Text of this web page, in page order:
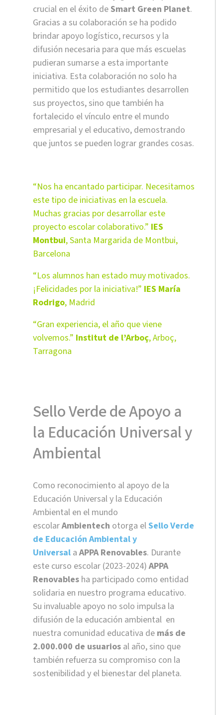
crucial en el éxito deSmart Green Planet.
Gracias a su colaboración se ha podido
brindar apoyo logístico, recursos y la
difusión necesaria para que más escuelas
pudieran sumarse a esta importante
iniciativa. Esta colaboración no solo ha
permitido que los estudiantes desarrollen
sus proyectos, sino que también ha
fortalecido el vínculo entre el mundo
empresarial y el educativo, demostrando
que juntos se pueden lograr grandes cosas.
“Nos ha encantado participar. Necesitamos
este tipo de iniciativas en la escuela.
Muchas gracias por desarrollar este
proyecto escolar colaborativo.” IES
Montbui, Santa Margarida de Montbui,
Barcelona
“Los alumnos han estado muy motivados.
¡Felicidades por la iniciativa!” IES María
Rodrigo, Madrid
“Gran experiencia, el año que viene
volvemos.” Institut de l’Arboç, Arboç,
Tarragona
Sello Verde de Apoyo a
la Educación Universal y
Ambiental
Como reconocimiento al apoyo de la
Educación Universal y la Educación
Ambiental en el mundo
escolarAmbientech otorga elSello Verde
de Educación Ambiental y
Universal aAPPA Renovables. Durante
este curso escolar (2023-2024)APPA
Renovables ha participado como entidad
solidaria en nuestro programa educativo.
Su invaluable apoyo no solo impulsa la
difusión de la educación ambiental en
nuestra comunidad educativa de más de
2.000.000 de usuarios al año, sino que
también refuerza su compromiso con la
sostenibilidad y el bienestar del planeta.